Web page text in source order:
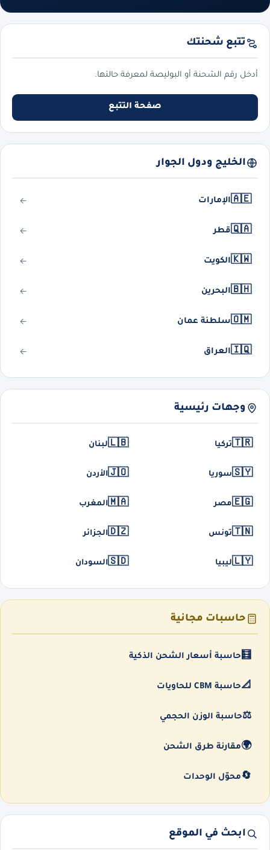
تتبع شحنتك
أدخل رقم الشحنة أو البوليصة لمعرفة حالتها.
صفحة التتبع
الخليج ودول الجوار
🇦🇪الإمارات
🇶🇦قطر
🇰🇼الكويت
🇧🇭البحرين
🇴🇲سلطنة عمان
🇮🇶العراق
وجهات رئيسية
🇹🇷تركيا 🇱🇧لبنان
🇸🇾سوريا 🇯🇴الأردن
🇪🇬مصر 🇲🇦المغرب
🇹🇳تونس 🇩🇿الجزائر
🇱🇾ليبيا 🇸🇩السودان
حاسبات مجانية
🧮 حاسبة أسعار الشحن الذكية
📐حاسبة CBM للحاويات
⚖️حاسبة الوزن الحجمي
🌍مقارنة طرق الشحن
🔄 محوّل الوحدات
ابحث في الموقع